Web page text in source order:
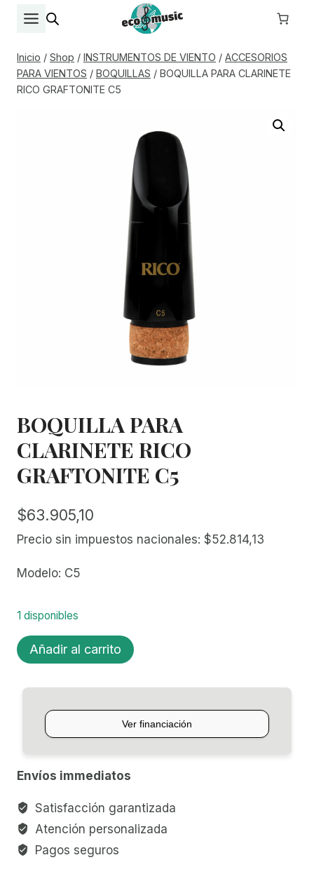
Inicio / Shop / INSTRUMENTOS DE VIENTO / ACCESORIOS
PARA VIENTOS / BOQUILLAS / BOQUILLA PARA CLARINETE
RICO GRAFTONITE C5
BOQUILLA PARA
CLARINETE RICO
GRAFTONITE C5
$63.905,10
Precio sin impuestos nacionales: $52.814,13
Modelo: C5
1 disponibles
BOQUILLA
PARA
GRAFTONITE
cantidad
Añadir al carrito
Envíos immediatos
Satisfacción garantizada
Atención personalizada
Pagos seguros